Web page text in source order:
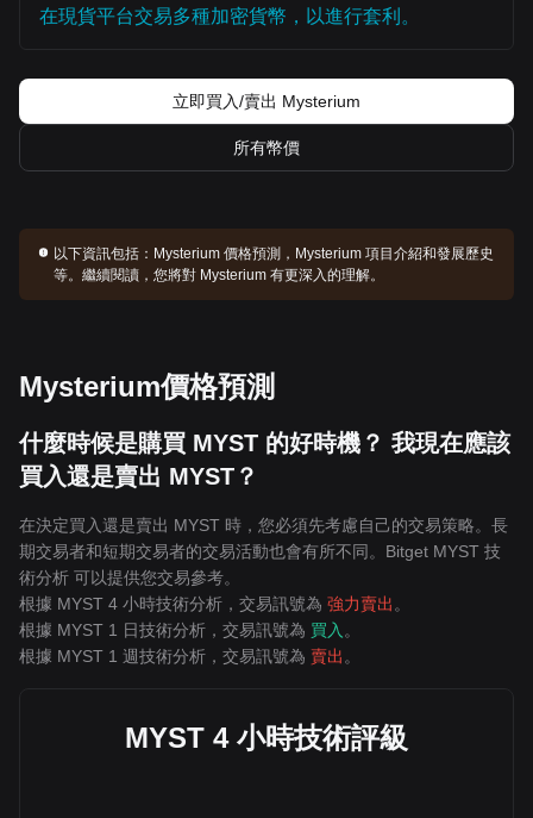
在現貨平台交易多種加密貨幣，以進行套利。
立即買入/賣出 Mysterium
所有幣價
以下資訊包括： Mysterium 價格預測，Mysterium 項目介紹和發展歷史
等。繼續閱讀，您將對 Mysterium 有更深入的理解。
Mysterium價格預測
什麼時候是購買 MYST 的好時機？ 我現在應該
買入還是賣出 MYST？
在決定買入還是賣出 MYST 時，您必須先考慮自己的交易策略。長
期交易者和短期交易者的交易活動也會有所不同。Bitget MYST 技
術分析 可以提供您交易參考。
根據 MYST 4 小時技術分析，交易訊號為 強力賣出 。
根據 MYST 1 日技術分析，交易訊號為 買入 。
根據 MYST 1 週技術分析，交易訊號為 賣出 。
MYST 4 小時技術評級